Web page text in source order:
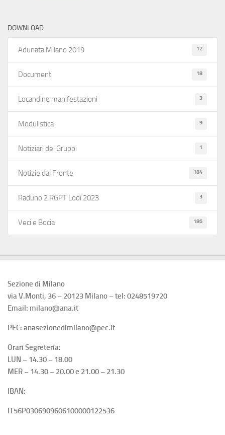
DOWNLOAD
Adunata Milano 2019 12
Documenti 18
Locandine manifestazioni 3
Modulistica 9
Notiziari dei Gruppi 1
Notizie dal Fronte 184
Raduno 2 RGPT Lodi 2023 3
Veci e Bocia 186
Sezione di Milano
via V.Monti, 36 – 20123 Milano – tel: 0248519720
Email: milano@ana.it
PEC: anasezionedimilano@pec.it
Orari Segreteria:
LUN – 14.30 – 18.00
MER – 14.30 – 20.00 e 21.00 – 21.30
IBAN:
IT56P0306909606100000122536